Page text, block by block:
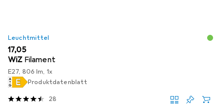
Leuchtmittel
EUR
17,05
WiZ Filament
E27, 806 lm, 1x
Produktdatenblatt
28